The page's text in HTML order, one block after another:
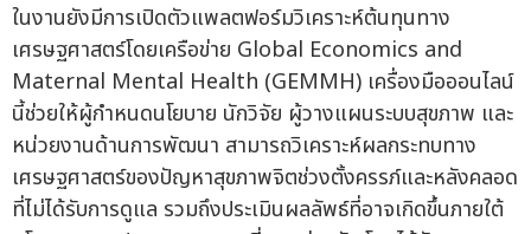
ในงานยังมีการเปิดตัวแพลตฟอร์มวิเคราะห์ต้นทุนทาง
เศรษฐศาสตร์โดยเครือข่าย Global Economics and
Maternal Mental Health (GEMMH) เครื่องมือออนไลน์
นี้ช่วยให้ผู้กำหนดนโยบาย นักวิจัย ผู้วางแผนระบบสุขภาพ และ
หน่วยงานด้านการพัฒนา สามารถวิเคราะห์ผลกระทบทาง
เศรษฐศาสตร์ของปัญหาสุขภาพจิตช่วงตั้งครรภ์และหลังคลอด
ที่ไม่ได้รับการดูแล รวมถึงประเมินผลลัพธ์ที่อาจเกิดขึ้นภายใต้